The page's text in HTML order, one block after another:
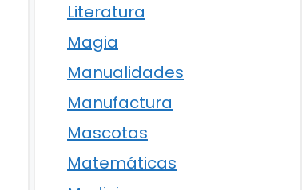
Literatura
Magia
Manualidades
Manufactura
Mascotas
Matemáticas